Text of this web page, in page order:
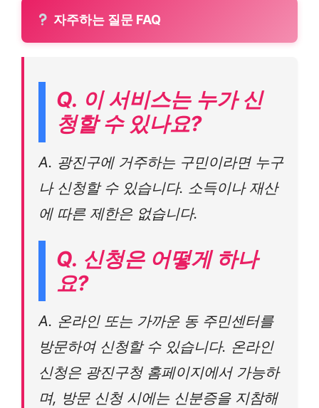
자주하는 질문 FAQ
Q. 이 서비스는 누가 신
청할 수 있나요?
A. 광진구에 거주하는 구민이라면 누구
나 신청할 수 있습니다. 소득이나 재산
에 따른 제한은 없습니다.
Q. 신청은 어떻게 하나
요?
A. 온라인 또는 가까운 동 주민센터를
방문하여 신청할 수 있습니다. 온라인
신청은 광진구청 홈페이지에서 가능하
며, 방문 신청 시에는 신분증을 지참해